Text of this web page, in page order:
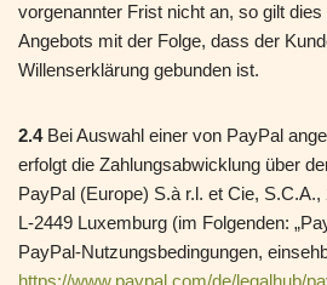
vorgenannter Frist nicht an, so gilt dies
Angebots mit der Folge, dass der
Willenserklärung gebunden ist.
2.4Bei Auswahl einer von PayPal
erfolgt die Zahlungsabwicklung über
PayPal (Europe) S.à r.l. et Cie,
L-2449 Luxemburg (im Folgenden:
PayPal-Nutzungsbedingungen,
https://www.paypal.com/de/legalhub/